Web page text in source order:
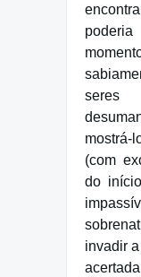
(com
do
invadir